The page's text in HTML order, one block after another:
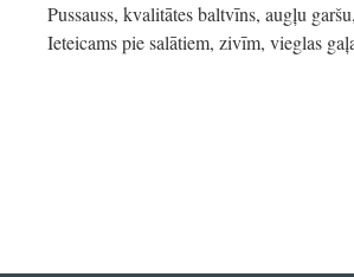
Pussauss, kvalitātes baltvīns, augļu
Ieteicams pie salātiem, zivīm, vieglas